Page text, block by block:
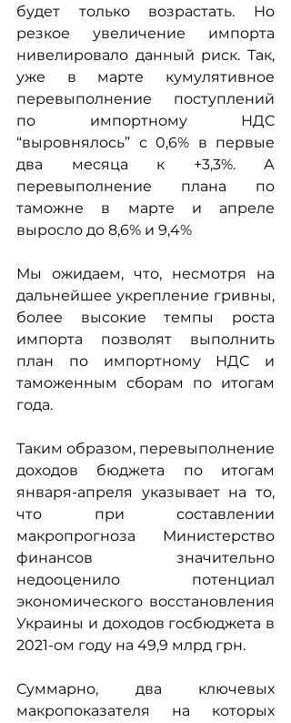
будет только возрастать. Но
резкое увеличение импорта
нивелировало данный риск. Так,
уже в марте кумулятивное
перевыполнение поступлений
по импортному НДС
“выровнялось” с 0,6% в первые
два месяца к +3,3%. А
перевыполнение плана по
таможне в марте и апреле
выросло до 8,6% и 9,4%
Мы ожидаем, что, несмотря на
дальнейшее укрепление гривны,
более высокие темпы роста
импорта позволят выполнить
план по импортному НДС и
таможенным сборам по итогам
года.
Таким образом, перевыполнение
доходов бюджета по итогам
января-апреля указывает на то,
что при составлении
макропрогноза Министерство
финансов значительно
недооценило потенциал
экономического восстановления
Украины и доходов госбюджета в
2021-ом году на 49,9 млрд грн.
Суммарно, два ключевых
макропоказателя на которых